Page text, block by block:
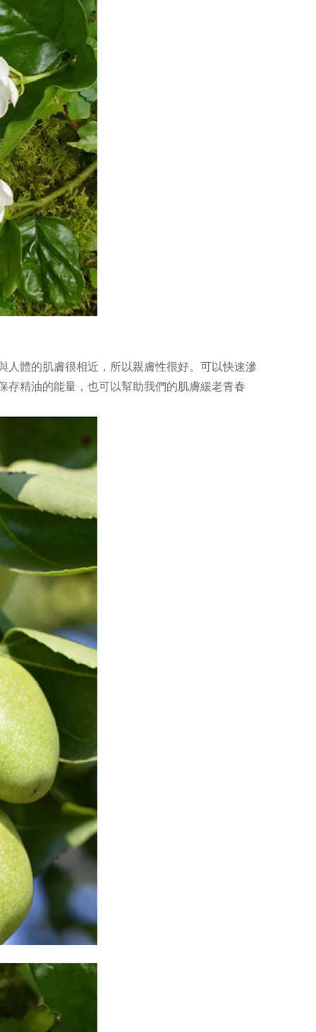
人體的肌膚很相近，所以親膚性很好。 可以快速滲
存精油的能量，也可以幫助我們的肌膚緩老青春